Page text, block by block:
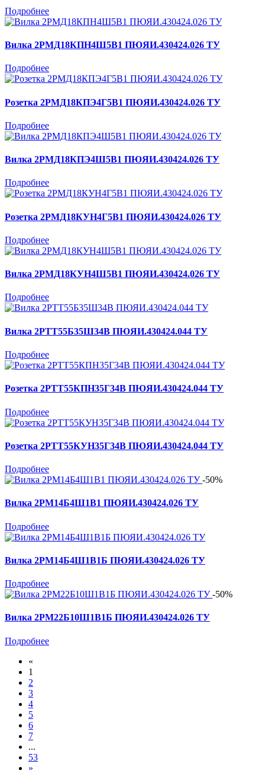
Подробнее
Вилка 2РМД18КПН4Ш5В1 ПЮЯИ.430424.026 ТУ
Подробнее
Розетка 2РМД18КПЭ4Г5В1 ПЮЯИ.430424.026 ТУ
Подробнее
Вилка 2РМД18КПЭ4Ш5В1 ПЮЯИ.430424.026 ТУ
Подробнее
Розетка 2РМД18КУН4Г5В1 ПЮЯИ.430424.026 ТУ
Подробнее
Вилка 2РМД18КУН4Ш5В1 ПЮЯИ.430424.026 ТУ
Подробнее
Вилка 2РТТ55Б35Ш34В ПЮЯИ.430424.044 ТУ
Подробнее
Розетка 2РТТ55КПН35Г34В ПЮЯИ.430424.044 ТУ
Подробнее
Розетка 2РТТ55КУН35Г34В ПЮЯИ.430424.044 ТУ
Подробнее
-50%
Вилка 2РМ14Б4Ш1В1 ПЮЯИ.430424.026 ТУ
Подробнее
Вилка 2РМ14Б4Ш1В1Б ПЮЯИ.430424.026 ТУ
Подробнее
-50%
Вилка 2РМ22Б10Ш1В1Б ПЮЯИ.430424.026 ТУ
Подробнее
«
1
2
3
4
5
6
7
...
53
»